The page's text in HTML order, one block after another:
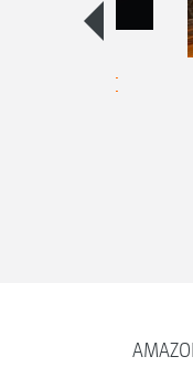
Precea-TCC